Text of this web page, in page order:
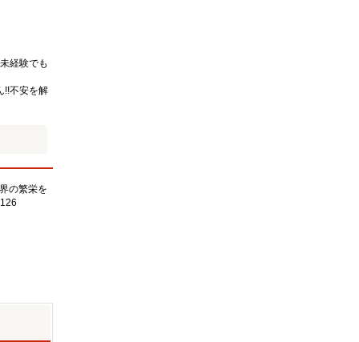
経験でも
!!不安を解
の繁栄を